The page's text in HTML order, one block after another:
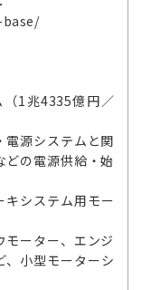
1兆4335億円／
電源システムと関
の電源供給・始
キシステム用モー
モーター、エンジ
、小型モーターシ